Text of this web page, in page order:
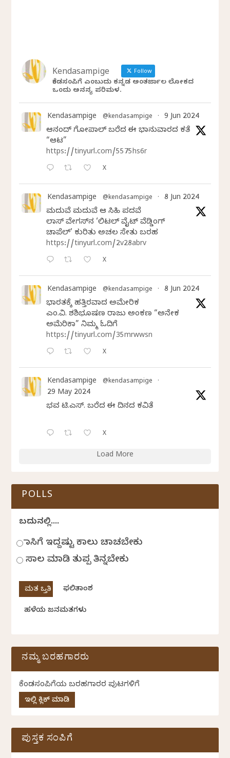
Kendasampige Follow
ಕೆಂಡಸಂಪಿಗೆ ಎಂಬುದು ಕನ್ನಡ ಅಂತರ್ಜಾಲ ಲೋಕದ
ಒಂದು ಅನನ್ಯ ಪರಿಮಳ.
Kendasampige @kendasampige · 9 Jun 2024
ಆನಂದ್‌ ಗೋಪಾಲ್‌ ಬರೆದ ಈ ಭಾನುವಾರದ ಕತೆ
“ಆಟ”
https://tinyurl.com/5575hs6r
X
Kendasampige @kendasampige · 8 Jun 2024
ಮದುವೆ ಮದುವೆ ಆ ಸಿಹಿ ಪದವೆ
ಲಾಸ್‌ ವೇಗಸ್‌ನ ‘ಲಿಟಲ್ ವೈಟ್ ವೆಡ್ಡಿಂಗ್
ಚಾಪೆಲ್’ ಕುರಿತು ಅಚಲ ಸೇತು ಬರಹ
https://tinyurl.com/2v28abrv
X
Kendasampige @kendasampige · 8 Jun 2024
ಭಾರತಕ್ಕೆ ಹತ್ತಿರವಾದ ಅಮೇರಿಕ
ಎಂ.ವಿ. ಶಶಿಭೂಷಣ ರಾಜು ಅಂಕಣ “ಅನೇಕ
ಅಮೆರಿಕಾ” ನಿಮ್ಮ ಓದಿಗೆ
https://tinyurl.com/35mrwwsn
X
Kendasampige @kendasampige ·
29 May 2024
ಭವ್ಯ ಟಿ.ಎಸ್. ಬರೆದ ಈ ದಿನದ ಕವಿತೆ
X
Load More
POLLS
ಬದುಕಿನಲ್ಲಿ....
ಹಾಸಿಗೆ ಇದ್ದಷ್ಟು ಕಾಲು ಚಾಚಬೇಕು
ಸಾಲ ಮಾಡಿ ತುಪ್ಪ ತಿನ್ನಬೇಕು
ಫಲಿತಾಂಶ
ಹಳೆಯ ಜನಮತಗಳು
ನಮ್ಮ ಬರಹಗಾರರು
ಕೆಂಡಸಂಪಿಗೆಯ ಬರಹಗಾರರ ಪುಟಗಳಿಗೆ
ಇಲ್ಲಿ ಕ್ಲಿಕ್ ಮಾಡಿ
ಪುಸ್ತಕ ಸಂಪಿಗೆ